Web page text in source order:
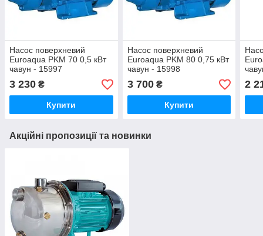
Насос поверхневий
Euroaqua PKM 70 0,5 кВт
чавун - 15997
3 230 ₴
Купити
Насос поверхневий
Euroaqua PKM 80 0,75 кВт
чавун - 15998
3 700₴
Купити
2
Акційні пропозиції та новинки